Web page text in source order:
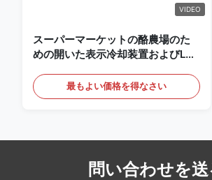
VIDEO
スーパーマーケットの酪農場のた
めの開いた表示冷却装置およびLED
最もよい価格を得なさい
問い合わせを送